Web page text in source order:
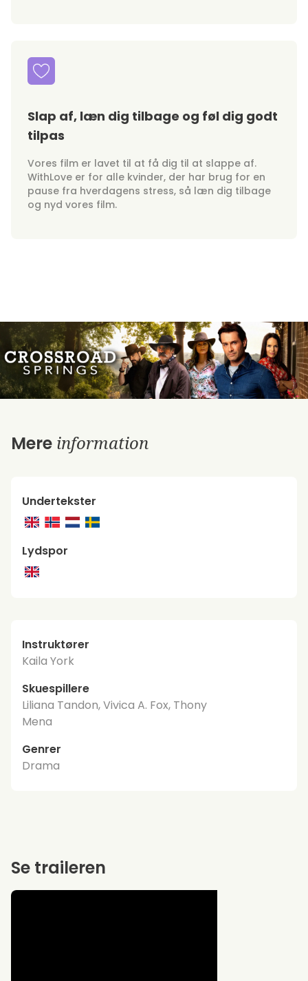
Slap af, læn dig tilbage og føl dig godt
tilpas
Vores film er lavet til at få dig til at slappe af.
WithLove er for alle kvinder, der har brug for en
pause fra hverdagens stress, så læn dig tilbage
og nyd vores film.
Mere information
Undertekster
Lydspor
Instruktører
Kaila York
Skuespillere
Liliana Tandon, Vivica A. Fox, Thony
Mena
Genrer
Drama
Se traileren